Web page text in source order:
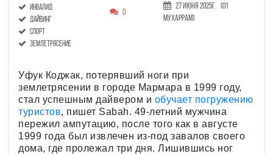
инвалид
дайвинг
спорт
землетрясение
0
27 Июня 2025г.
(01
Мухаррам)
Уфук Коджак, потерявший ноги при
землетрясении в городе Мармара в 1999 году,
стал успешным дайвером и обучает погружению
туристов, пишет Sabah. 49-летний мужчина
пережил ампутацию, после того как в августе
1999 года был извлечен из-под завалов своего
дома, где пролежал три дня. Лишившись ног